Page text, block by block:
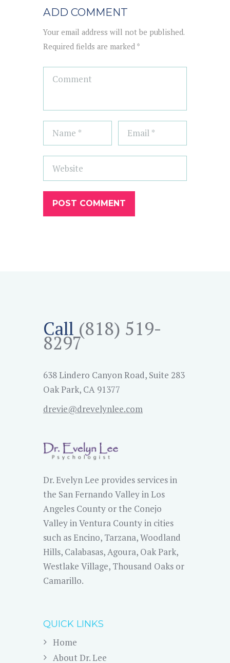
ADD COMMENT
Your email address will not be published.
Required fields are marked *
Call (818) 519-
8297
638 Lindero Canyon Road, Suite 283
Oak Park, CA 91377
drevie@drevelynlee.com
Dr. Evelyn Lee provides services in
the San Fernando Valley in Los
Angeles County or the Conejo
Valley in Ventura County in cities
such as Encino, Tarzana, Woodland
Hills, Calabasas, Agoura, Oak Park,
Westlake Village, Thousand Oaks or
Camarillo.
QUICK LINKS
Home
About Dr. Lee